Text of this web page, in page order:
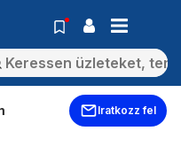
Iratkozz fel